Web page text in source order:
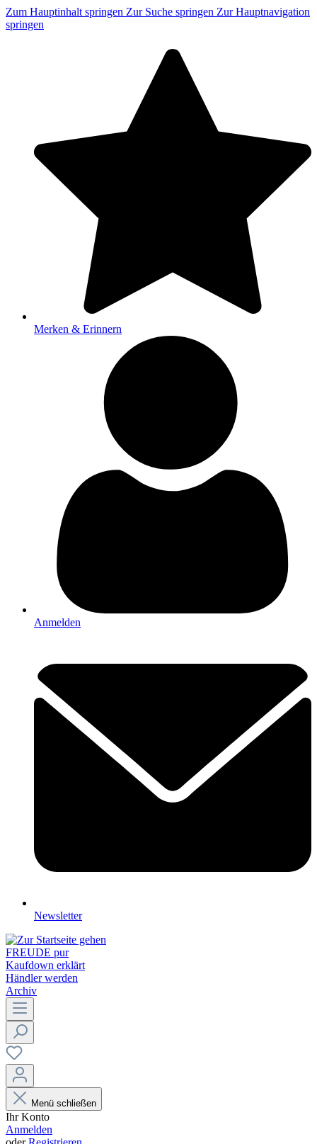
Zum Hauptinhalt springen Zur Suche springen Zur Hauptnavigation
springen
Merken & Erinnern
Anmelden
Newsletter
FREUDE pur
Kaufdown erklärt
Händler werden
Archiv
Menü schließen
Ihr Konto
Anmelden